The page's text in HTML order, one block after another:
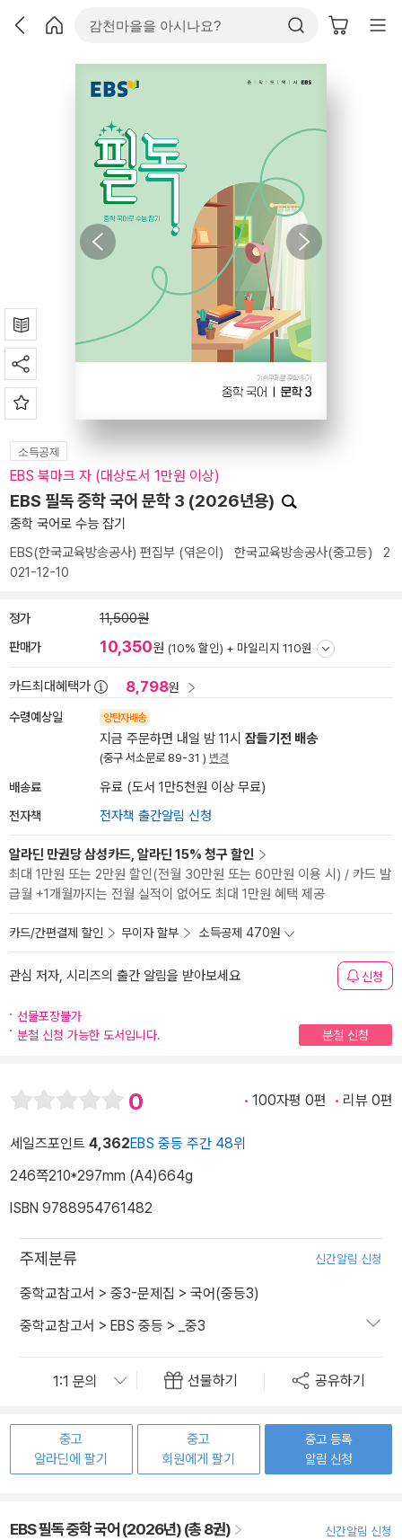
소득공제
EBS 북마크 자 (대상도서 1만원 이상)
EBS 필독 중학 국어 문학 3 (2026년용)
중학 국어로 수능 잡기
EBS(한국교육방송공사) 편집부 (엮은이) 한국교육방송공사(중고등) 2
021-12-10
정가 11,500원
판매가 10,350원 (10% 할인) + 마일리지 110원
카드최대혜택가 8,798원
수령예상일 양탄자배송
지금 주문하면 내일 밤 11시 잠들기전 배송
(중구 서소문로 89-31 ) 변경
배송료 유료 (도서 1만5천원 이상 무료)
전자책 전자책 출간알림 신청
알라딘 만권당 삼성카드, 알라딘 15% 청구 할인
최대 1만원 또는 2만원 할인(전월 30만원 또는 60만원 이용 시) / 카드 발
급월 +1개월까지는 전월 실적이 없어도 최대 1만원 혜택 제공
카드/간편결제 할인 무이자 할부 소득공제 470원
관심 저자, 시리즈의 출간 알림을 받아보세요 신청
선물포장불가
분철 신청 가능한 도서입니다.
분철 신청
0 100자평 0편 리뷰 0편
세일즈포인트 4,362EBS 중등 주간 48위
246쪽210*297mm (A4)664g
ISBN 9788954761482
주제분류 신간알림 신청
중학교참고서 > 중3-문제집 > 국어(중등3)
중학교참고서 > EBS 중등 > _중3
선물하기 공유하기
중고
알라딘에 팔기
중고
회원에게 팔기
중고 등록
알림 신청
EBS 필독 중학 국어 (2026년) (총 8권) 신간알림 신청